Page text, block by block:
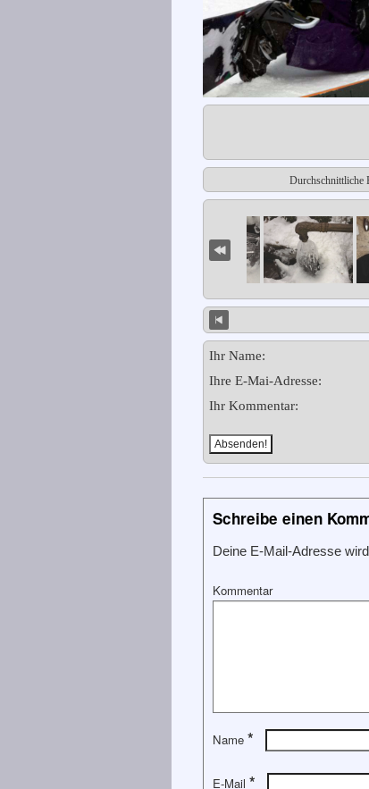
Durchschnittliche
Ihr Name:
Ihre E-Mai-Adresse:
Ihr Kommentar:
Schreibe einen
Deine E-Mail-Adresse
Kommentar
Name *
E-Mail *